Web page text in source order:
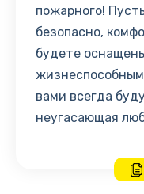
пожарного!
безопасно,
будете
вами всегда
неугасающая